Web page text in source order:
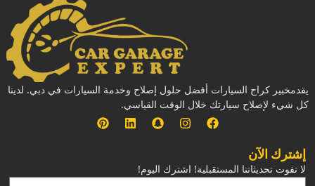
يقدمخبير كراج السيارات أفضل حلول إصلاح وخدمة السيارات في دبي. لدينا
كل شيء لإصلاح سيارتك خلال الوقت القياسي.
إشترك الآن
لا تفوت تحديثاتنا المستقبلية! اشترك اليوم!